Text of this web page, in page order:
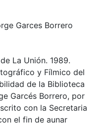
Garces Borrero
La Unión. 1989.
y Fílmico del
de la Biblioteca
Garcés Borrero, por
con la Secretaria
el fin de aunar